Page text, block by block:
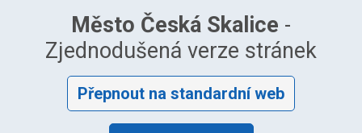
Město Česká Skalice -
Zjednodušená verze stránek
Přepnout na standardní web